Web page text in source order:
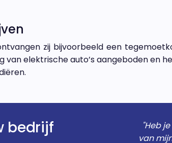
zij bijvoorbeeld een
elektrische auto’s aangeboden en
bedrijf
"Heb
van